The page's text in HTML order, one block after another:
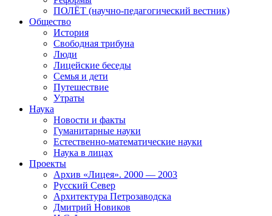
ПОЛЁТ (научно-педагогический вестник)
Общество
История
Свободная трибуна
Люди
Лицейские беседы
Семья и дети
Путешествие
Утраты
Наука
Новости и факты
Гуманитарные науки
Естественно-математические науки
Наука в лицах
Проекты
Архив «Лицея». 2000 — 2003
Русский Север
Архитектура Петрозаводска
Дмитрий Новиков